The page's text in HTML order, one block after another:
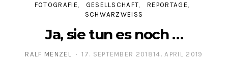
FOTOGRAFIE GESELLSCHAFT
REPORTAGE
SCHWARZWEISS
Ja, sie tun es noch …
RALF MENZEL
POSTED ON
17. SEPTEMBER 201814. APRIL 2019